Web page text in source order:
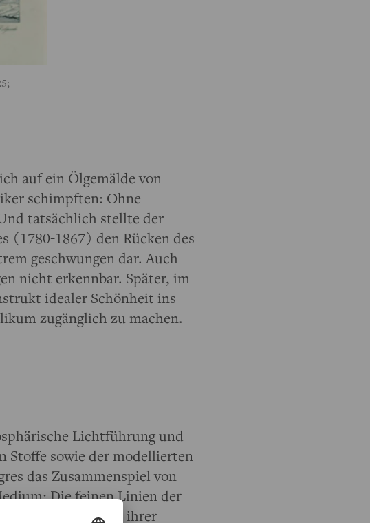
auf ein Ölgemälde von
schimpften: Ohne
tatsächlich stellte der
(1780-1867) den Rücken des
geschwungen dar. Auch
nicht erkennbar. Später, im
idealer Schönheit ins
zugänglich zu machen.
Lichtführung und
Stoffe sowie der modellierten
das Zusammenspiel von
Die feinen Linien der
die Ornamente ihrer